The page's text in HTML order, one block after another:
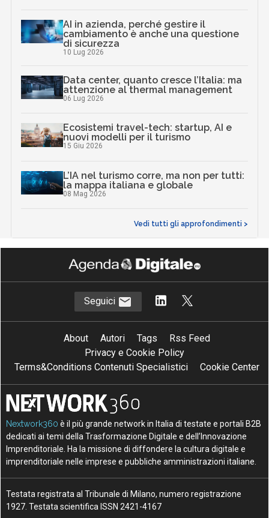
AI in azienda, perché gestire il
cambiamento è anche una questione
di sicurezza
10 Lug 2026
Data center, quanto cresce l’Italia: ma
attenzione al thermal management
06 Lug 2026
Ecosistemi travel-tech: startup, AI e
nuovi modelli per il turismo
15 Giu 2026
L’IA nel turismo corre, ma non per tutti:
la mappa italiana e globale
08 Mag 2026
Vedi tutti gli approfondimenti >
Seguici
About Autori Tags
Rss Feed
Privacy e Cookie Policy
Terms&Conditions Contenuti Specialistici
Cookie Center
Nextwork360 è il più grande network in Italia di testate e portali B2B
dedicati ai temi della Trasformazione Digitale e dell’Innovazione
Imprenditoriale. Ha la missione di diffondere la cultura digitale e
imprenditoriale nelle imprese e pubbliche amministrazioni italiane.
Testata registrata al Tribunale di Milano, numero registrazione
1927. Testata scientifica ISSN 2421-4167